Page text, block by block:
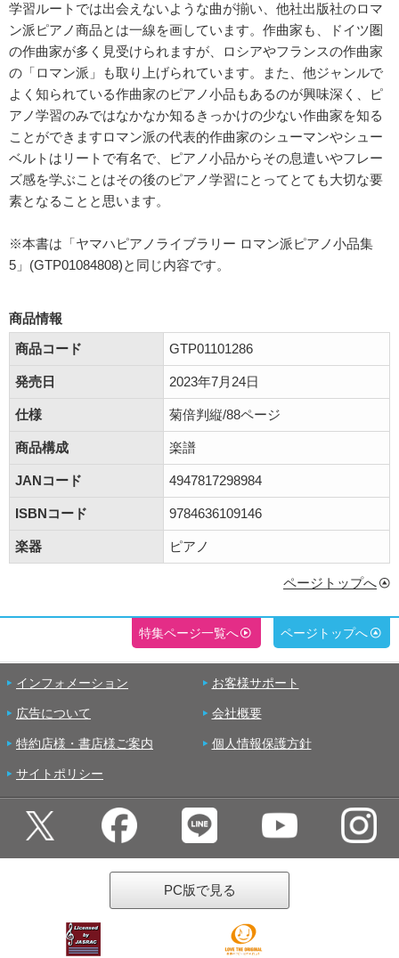
学習ルートでは出会えないような曲が揃い、他社出版社のロマ
ン派ピアノ商品とは一線を画しています。作曲家も、ドイツ圏
の作曲家が多く見受けられますが、ロシアやフランスの作曲家
の「ロマン派」も取り上げられています。また、他ジャンルで
よく知られている作曲家のピアノ小品もあるのが興味深く、ピ
アノ学習のみではなかなか知るきっかけの少ない作曲家を知る
ことができますロマン派の代表的作曲家のシューマンやシュー
ベルトはリートで有名で、ピアノ小品からその息遣いやフレー
ズ感を学ぶことはその後のピアノ学習にとってとても大切な要
素となることと思います。
※本書は「ヤマハピアノライブラリー ロマン派ピアノ小品集
5」(GTP01084808)と同じ内容です。
商品情報
商品コード
GTP01101286
発売日 2023年7月24日
仕様 菊倍判縦/88ページ
商品構成 楽譜
JANコード 4947817298984
ISBNコード 9784636109146
楽器 ピアノ
ページトップへ
特集ページ一覧へ ページトップへ
インフォメーション お客様サポート
広告について 会社概要
特約店様・書店様ご案内 個人情報保護方針
サイトポリシー
PC版で見る